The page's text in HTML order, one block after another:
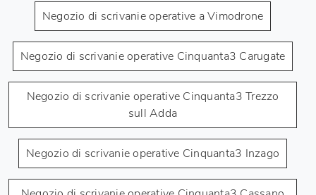
Negozio di scrivanie operative a Vimodrone
Negozio di scrivanie operative Cinquanta3 Carugate
Negozio di scrivanie operative Cinquanta3 Trezzo
sull Adda
Negozio di scrivanie operative Cinquanta3 Inzago